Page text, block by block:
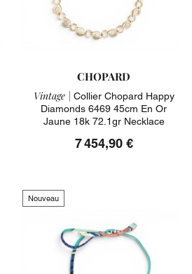
CHOPARD
Vintage | Collier Chopard Happy
Diamonds 6469 45cm En Or
Jaune 18k 72.1gr Necklace
7 454,90 €
Nouveau